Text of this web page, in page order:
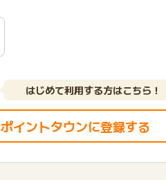
はじめて利用する方はこちら！
ポイントタウンに登録する